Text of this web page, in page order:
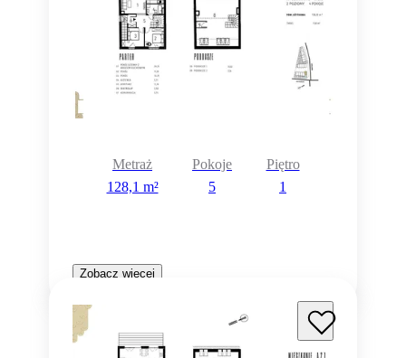
Metraż
128,1 m²
Pokoje
5
Piętro
1
Zobacz więcej